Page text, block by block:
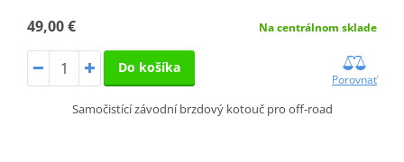
49,00 € Na centrálnom sklade
Do košíka
Porovnať
Samočistící závodní brzdový kotouč pro off-road